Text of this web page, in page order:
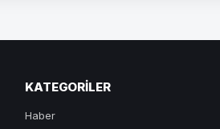
KATEGORILER
Haber